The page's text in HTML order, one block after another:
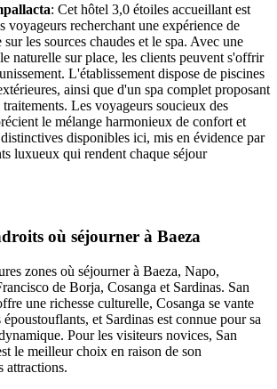
: Cet hôtel 3,0 étoiles accueillant est
voyageurs recherchant une expérience de
sur les sources chaudes et le spa. Avec une
naturelle sur place, les clients peuvent s'offrir
L'établissement dispose de piscines
ainsi que d'un spa complet proposant
Les voyageurs soucieux des
le mélange harmonieux de confort et
disponibles ici, mis en évidence par
luxueux qui rendent chaque séjour
où séjourner à Baeza
zones où séjourner à Baeza, Napo,
de Borja, Cosanga et Sardinas. San
une richesse culturelle, Cosanga se vante
époustouflants, et Sardinas est connue pour sa
Pour les visiteurs novices, San
le meilleur choix en raison de son
attractions.